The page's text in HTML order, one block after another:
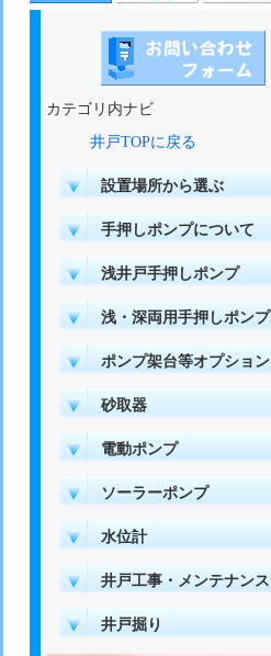
カテゴリ内ナビ
井戸TOPに戻る
設置場所から選ぶ
手押しポンプについて
浅井戸手押しポンプ
浅・深両用手押しポンプ
ポンプ架台等オプション
砂取器
電動ポンプ
ソーラーポンプ
水位計
井戸工事・メンテナンス
井戸掘り